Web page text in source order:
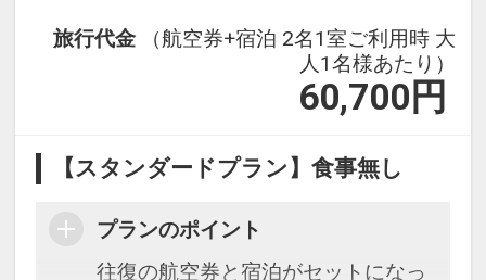
旅行代金
（航空券+宿泊 2名1室ご利用時 大
人1名様あたり）
60,700 円
【スタンダードプラン】食事無し
プランのポイント
往復の航空券と宿泊がセットになっ